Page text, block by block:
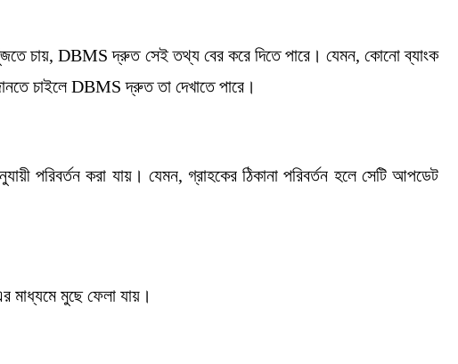
খুঁজতে চায়, DBMS দ্রুত সেই তথ্য বের করে দিতে পারে। যেমন, কোনো ব্যাংক
জানতে চাইলে DBMS দ্রুত তা দেখাতে পারে।
পরিবর্তন করা যায়। যেমন, গ্রাহকের ঠিকানা পরিবর্তন হলে সেটি আপডেট
মুছে ফেলা যায়।